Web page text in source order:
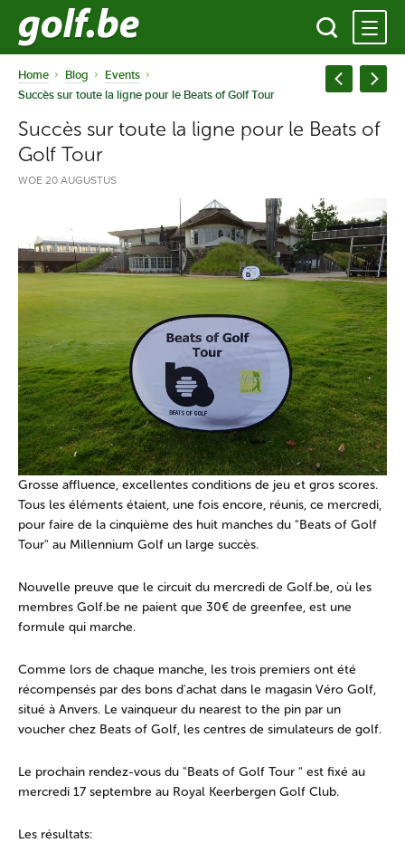
Home Blog
Events
Succès sur toute la ligne pour le Beats of Golf Tour
Succès sur toute la ligne pour le Beats of
Golf Tour
WOE 20 AUGUSTUS
Grosse affluence, excellentes conditions de jeu et gros scores.
Tous les éléments étaient, une fois encore, réunis, ce mercredi,
pour faire de la cinquième des huit manches du "Beats of Golf
Tour" au Millennium Golf un large succès.
Nouvelle preuve que le circuit du mercredi de Golf.be, où les
membres Golf.be ne paient que 30€ de greenfee, est une
formule qui marche.
Comme lors de chaque manche, les trois premiers ont été
récompensés par des bons d'achat dans le magasin Véro Golf,
situé à Anvers. Le vainqueur du nearest to the pin par un
voucher chez Beats of Golf, les centres de simulateurs de golf.
Le prochain rendez-vous du "Beats of Golf Tour " est fixé au
mercredi 17 septembre au Royal Keerbergen Golf Club.
Les résultats: